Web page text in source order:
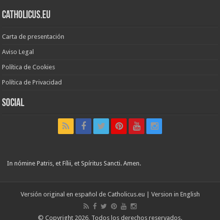
Catholicus.eu
Carta de presentación
Aviso Legal
Política de Cookies
Política de Privacidad
Social
In nómine Patris, et Fílii, et Spíritus Sancti. Amen.
Versión original en español de Catholicus.eu | Version in English
© Copyright 2026, Todos los derechos reservados.